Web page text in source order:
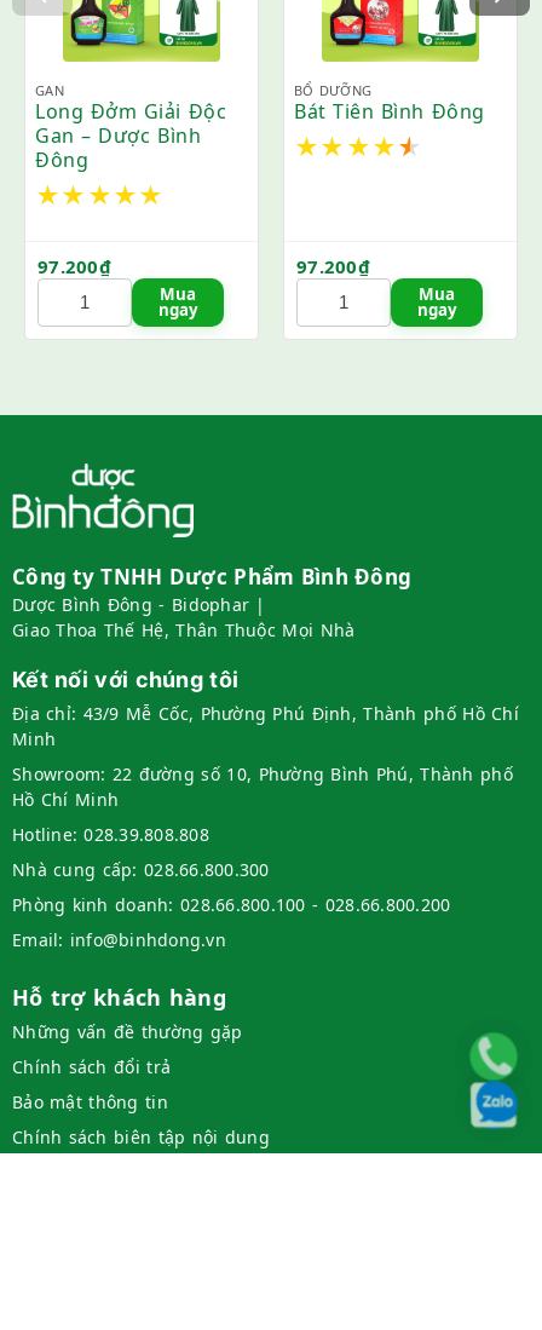
GAN
Long Đởm Giải Độc
Gan – Dược Bình
Đông
★★★★★
97.200₫
Mua
ngay
BỔ DƯỠNG
Bát Tiên Bình Đông
★★★★★
97.200₫
Mua
ngay
Công ty TNHH Dược Phẩm Bình Đông
Dược Bình Đông - Bidophar |
Giao Thoa Thế Hệ, Thân Thuộc Mọi Nhà
Kết nối với chúng tôi
Địa chỉ: 43/9 Mễ Cốc, Phường Phú Định, Thành phố Hồ Chí
Minh
Showroom: 22 đường số 10, Phường Bình Phú, Thành phố
Hồ Chí Minh
Hotline: 028.39.808.808
Nhà cung cấp: 028.66.800.300
Phòng kinh doanh: 028.66.800.100 - 028.66.800.200
Email: info@binhdong.vn
Hỗ trợ khách hàng
Những vấn đề thường gặp
Chính sách đổi trả
Bảo mật thông tin
Chính sách biên tập nội dung